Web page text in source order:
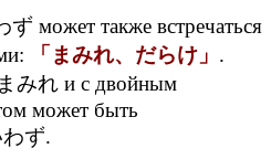
может также встречаться
「まみれ、だらけ」 .
みれ и с двойным
может быть
ず.